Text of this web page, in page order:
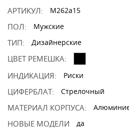
АРТИКУЛ: M262a15
ПОЛ: Мужские
ТИП: Дизайнерские
ЦВЕТ РЕМЕШКА:
ИНДИКАЦИЯ:
Риски
ЦИФЕРБЛАТ: Стрелочный
МАТЕРИАЛ КОРПУСА:
НОВЫЕ МОДЕЛИ да